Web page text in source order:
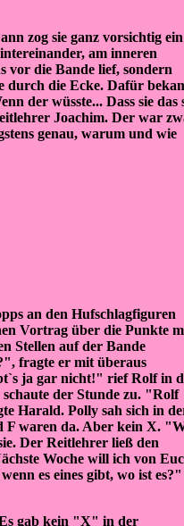
zog sie ganz vorsichtig ein
am inneren
vor die Bande lief, sondern
durch die Ecke. Dafür
der wüsste... Dass sie das
Joachim. Der war
genau, warum und wie
an den Hufschlagfiguren
Vortrag über die Punkte
Stellen auf der Bande
fragte er mit überaus
ja gar nicht!" rief Rolf in
der Stunde zu. "Rolf
Harald. Polly sah sich in
F waren da. Aber kein X.
Der Reitlehrer ließ den
Woche will ich von
es eines gibt, wo ist es?"
gab kein "X" in der